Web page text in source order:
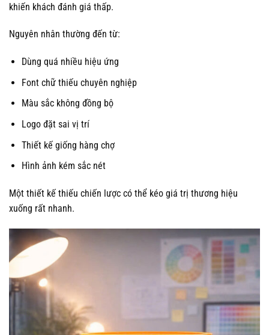
khiến khách đánh giá thấp.
Nguyên nhân thường đến từ:
Dùng quá nhiều hiệu ứng
Font chữ thiếu chuyên nghiệp
Màu sắc không đồng bộ
Logo đặt sai vị trí
Thiết kế giống hàng chợ
Hình ảnh kém sắc nét
Một thiết kế thiếu chiến lược có thể kéo giá trị thương hiệu
xuống rất nhanh.